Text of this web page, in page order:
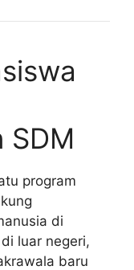
SDM
program
di
luar negeri,
baru